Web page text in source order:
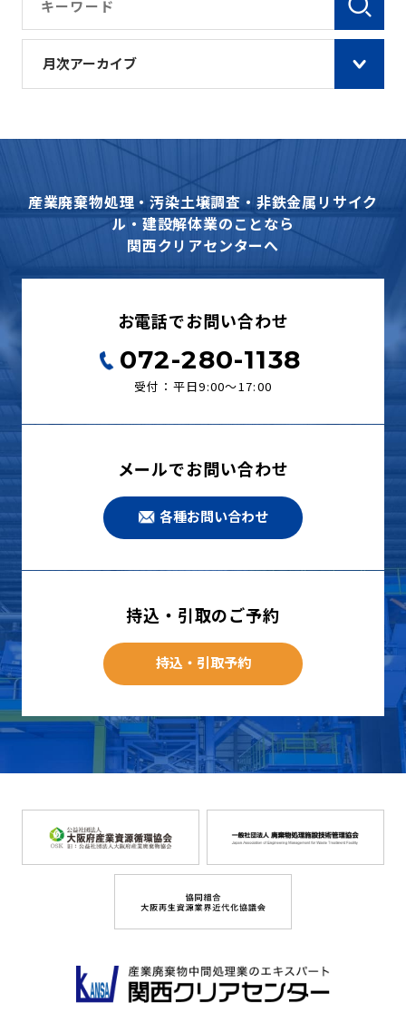
月次アーカイブ
産業廃棄物処理・汚染土壌調査・非鉄金属リサイク
ル・建設解体業のことなら
関西クリアセンターへ
お電話でお問い合わせ
072-280-1138
受付：平日9:00〜17:00
メールでお問い合わせ
各種お問い合わせ
持込・引取のご予約
持込・引取予約